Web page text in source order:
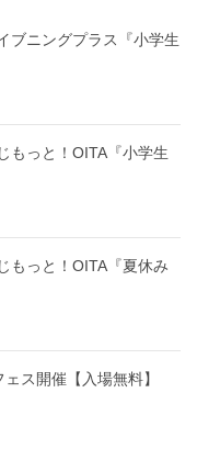
ブニングプラス『小学生
もっと！OITA『小学生
もっと！OITA『夏休み
ス開催【入場無料】